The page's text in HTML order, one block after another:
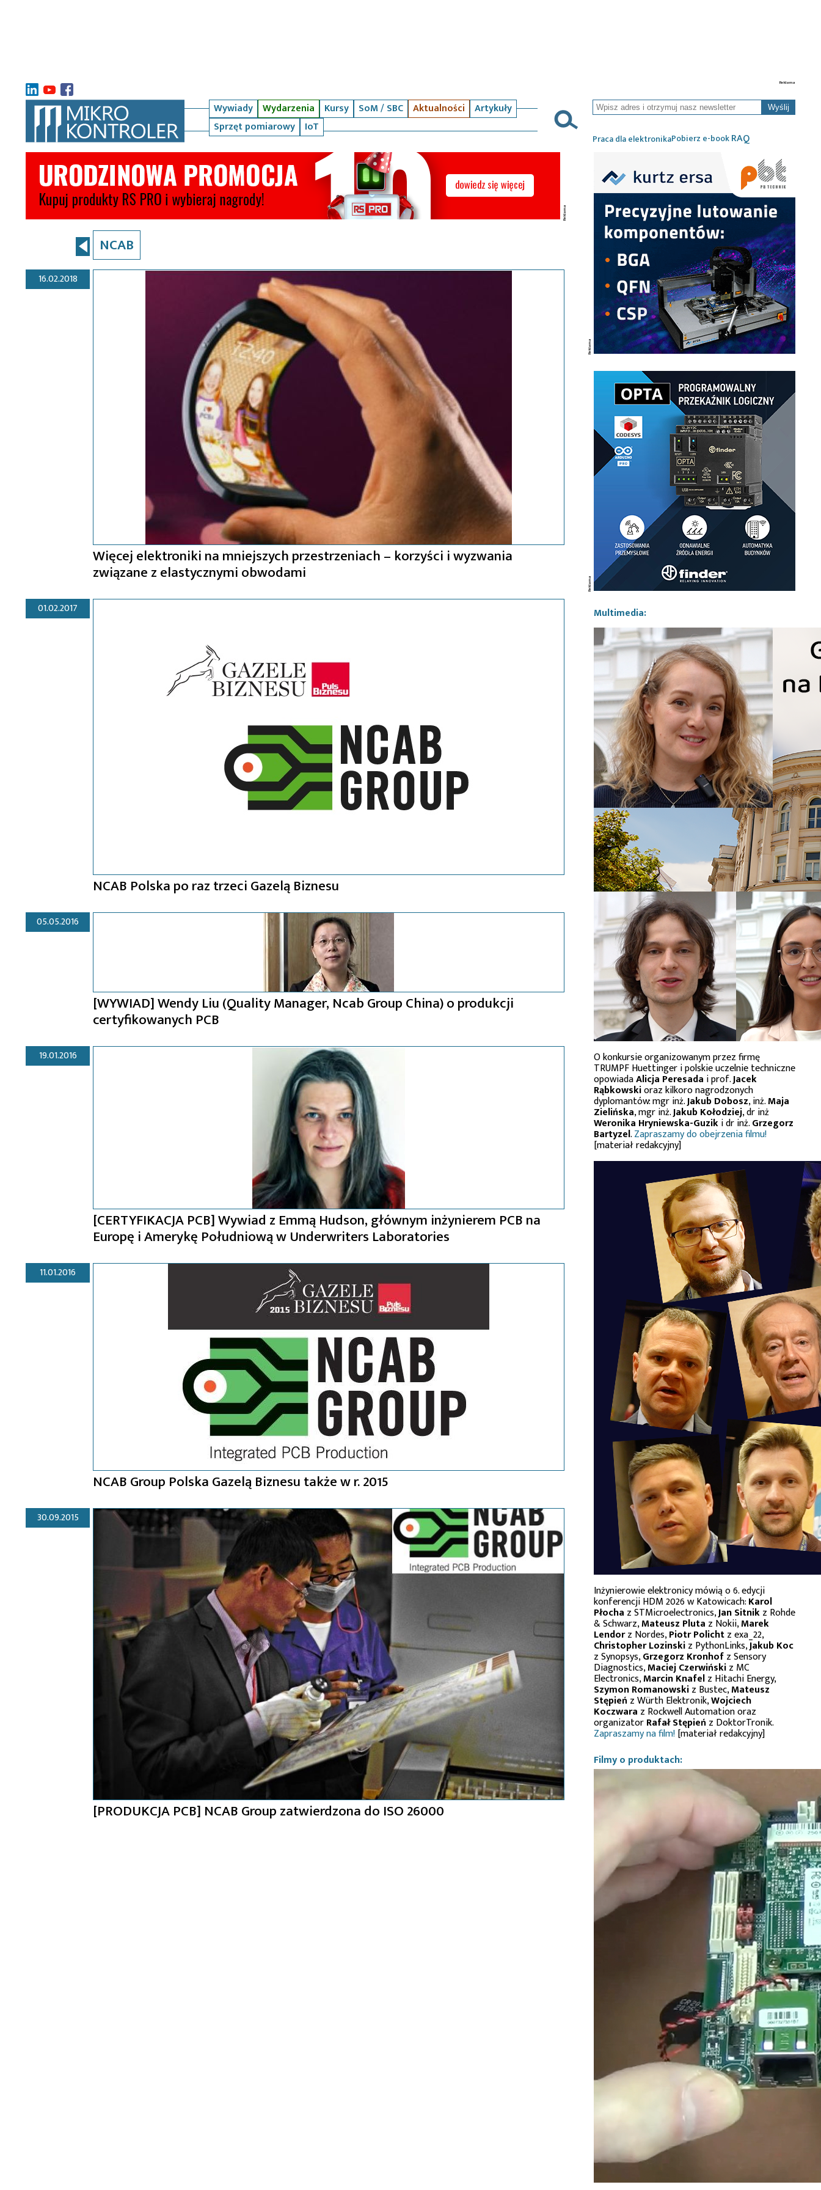
Wywiady Wydarzenia Kursy SoM / SBC Aktualności
Artykuły
Sprzęt pomiarowy
IoT
Wyślij
Praca dla elektronikaPobierz e-bookRAQ
NCAB
16.02.2018
Więcej elektroniki na mniejszych przestrzeniach – korzyści i wyzwania
związane z elastycznymi obwodami
01.02.2017
NCAB Polska po raz trzeci Gazelą Biznesu
05.05.2016
[WYWIAD] Wendy Liu (Quality Manager, Ncab Group China) o produkcji
certyfikowanych PCB
19.01.2016
[CERTYFIKACJA PCB] Wywiad z Emmą Hudson, głównym inżynierem PCB na
Europę i Amerykę Południową w Underwriters Laboratories
11.01.2016
NCAB Group Polska Gazelą Biznesu także w r. 2015
30.09.2015
[PRODUKCJA PCB] NCAB Group zatwierdzona do ISO 26000
Multimedia:
O konkursie organizowanym przez firmę
TRUMPF Huettinger i polskie uczelnie techniczne
opowiadaAlicja Peresada i prof.Jacek
Rąbkowskioraz kilkoro nagrodzonych
dyplomantów: mgr inż.Jakub Dobosz, inż.Maja
Zielińska, mgr inż.Jakub Kołodziej, dr inż
Weronika Hryniewska-Guziki dr inż.Grzegorz
Bartyzel.Zapraszamy do obejrzenia filmu!
[materiał redakcyjny]
Inżynierowie elektronicy mówią o 6. edycji
konferencji HDM 2026 w Katowicach:Karol
Płocha z STMicroelectronics,Jan Sitnikz Rohde
& Schwarz,Mateusz Pluta z Nokii,Marek
Lendorz Nordes,Piotr Polichtz exa_22,
Christopher Lozinskiz PythonLinks,Jakub Koc
z Synopsys,Grzegorz Kronhofz Sensory
Diagnostics,Maciej Czerwińskiz MC
Electronics,Marcin Knafelz Hitachi Energy,
Szymon Romanowskiz Bustec,Mateusz
Stępień z Würth Elektronik,Wojciech
Koczwara z Rockwell Automation oraz
organizatorRafał Stępień z DoktorTronik.
Zapraszamy na film![materiał redakcyjny]
Filmy o produktach: